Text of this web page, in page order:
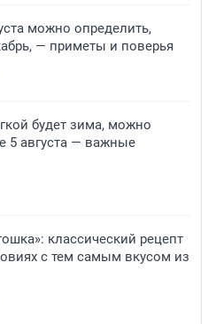
можно определить,
— приметы и поверья
будет зима, можно
5 августа — важные
классический рецепт
с тем самым вкусом из